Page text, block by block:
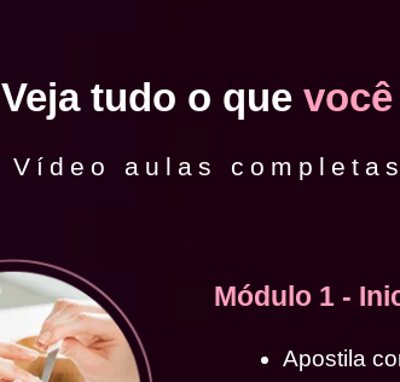
Veja tudo o que
Vídeo aulas
Módulo 1 -
Apostila